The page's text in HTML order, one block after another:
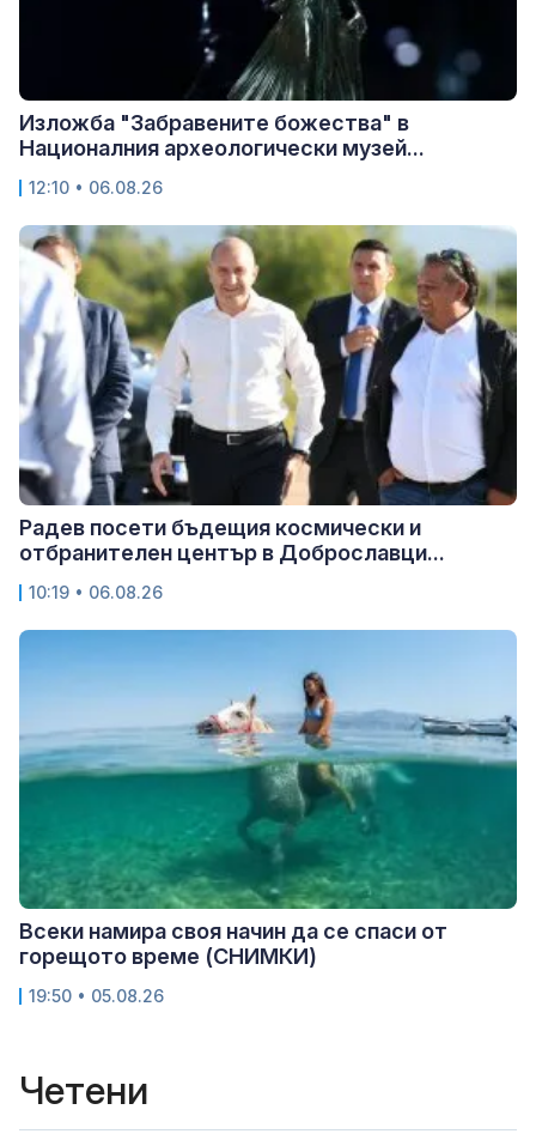
Изложба "Забравените божества" в
Националния археологически музей...
12:10 • 06.08.26
Радев посети бъдещия космически и
отбранителен център в Доброславци...
10:19 • 06.08.26
Всеки намира своя начин да се спаси от
горещото време (СНИМКИ)
19:50 • 05.08.26
Четени